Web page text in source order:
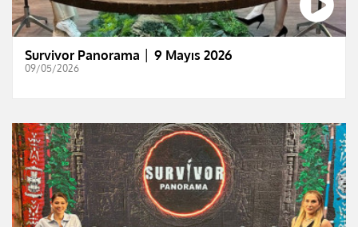
Survivor Panorama │ 9 Mayıs 2026
09/05/2026